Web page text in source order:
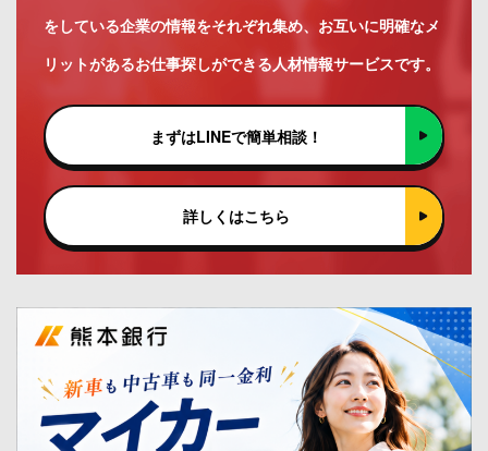
をしている企業の情報をそれぞれ集め、お互いに明確なメ
リットがあるお仕事探しができる人材情報サービスです。
まずはLINEで簡単相談！
詳しくはこちら